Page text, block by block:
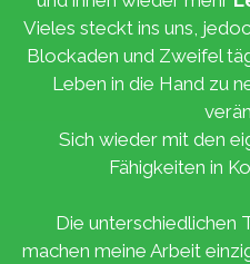
Vieles steckt ins uns,
Blockaden und Zweifel
Leben in die Hand zu
Sich wieder mit den
Fähigkeiten in
Die unterschiedlichen
machen meine Arbeit